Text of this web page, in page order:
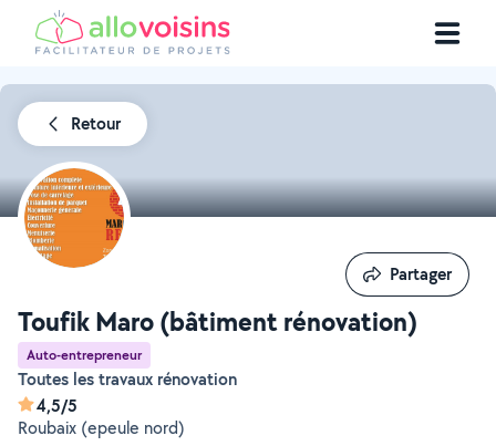
Retour
Toufik Maro (bâtiment rénovation)
Auto-entrepreneur
Toutes les travaux rénovation
4,5/5
Roubaix (epeule nord)
Partager
Partager